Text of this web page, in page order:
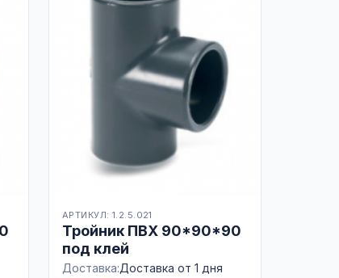
АРТИКУЛ: 1.2.5.021
Тройник ПВХ 90*90*90
под клей
Доставка:Доставка от 1 дня